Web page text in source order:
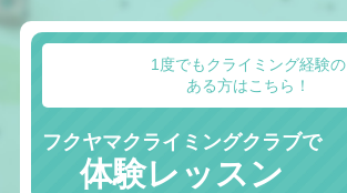
1度でもクライミング経験の
ある方はこちら！
フクヤマクライミングクラブで
体験レッスン